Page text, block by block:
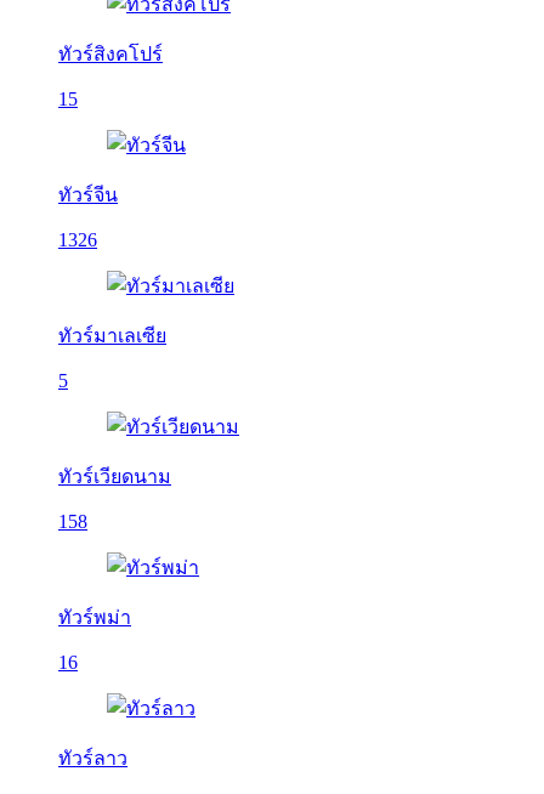
ทัวร์สิงคโปร์
15
ทัวร์จีน
1326
ทัวร์มาเลเซีย
5
ทัวร์เวียดนาม
158
ทัวร์พม่า
16
ทัวร์ลาว